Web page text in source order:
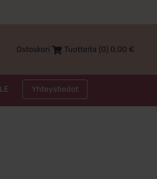
Ostoskori Tuotteita (0) 0,00 €
Yhteystiedot